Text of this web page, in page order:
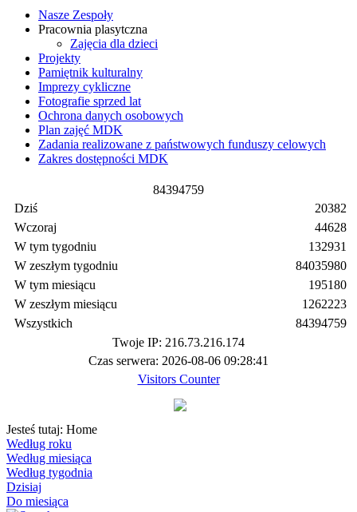
Nasze Zespoły
Pracownia plasytczna
Zajęcia dla dzieci
Projekty
Pamiętnik kulturalny
Imprezy cykliczne
Fotografie sprzed lat
Ochrona danych osobowych
Plan zajęć MDK
Zadania realizowane z państwowych funduszy celowych
Zakres dostępności MDK
84394759
Dziś
Wczoraj
W tym tygodniu
W zeszłym tygodniu
W tym miesiącu
W zeszłym miesiącu
Wszystkich
20382
44628
132931
84035980
195180
1262223
84394759
Twoje IP: 216.73.216.174
Czas serwera: 2026-08-06 09:28:41
Visitors Counter
Jesteś tutaj: Home
Według roku
Według miesiąca
Według tygodnia
Dzisiaj
Do miesiąca